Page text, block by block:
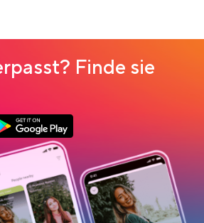
Finde sie
tab
opens in a new tab
Play Download